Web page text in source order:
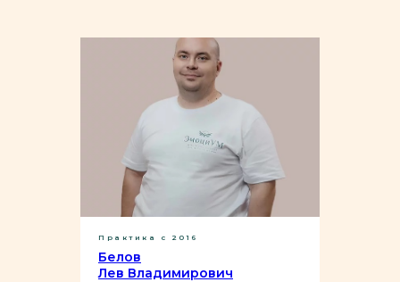
Практика с 2016
Белов
Лев Владимирович